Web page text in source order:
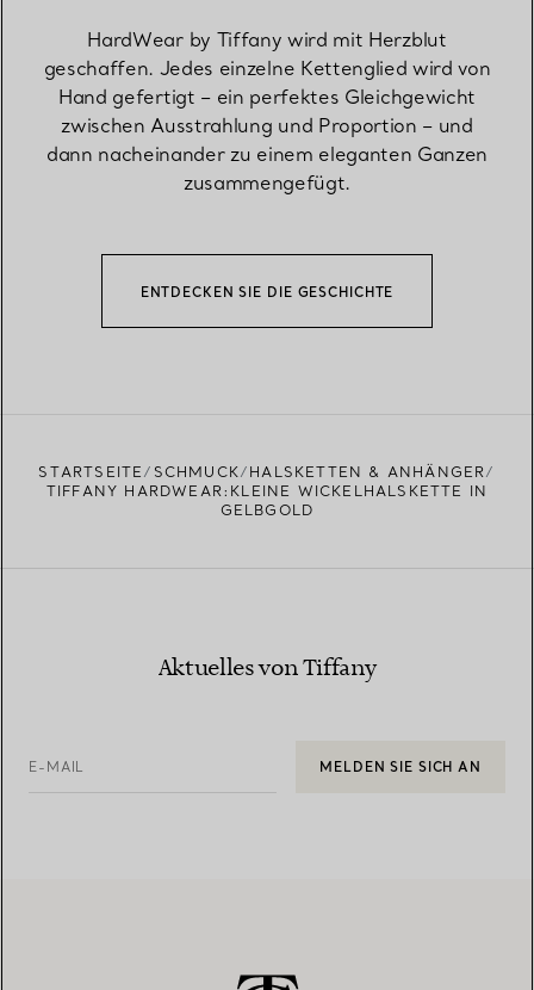
HardWear by Tiffany wird mit Herzblut
geschaffen. Jedes einzelne Kettenglied wird von
Hand gefertigt – ein perfektes Gleichgewicht
zwischen Ausstrahlung und Proportion – und
dann nacheinander zu einem eleganten Ganzen
zusammengefügt.
ENTDECKEN SIE DIE GESCHICHTE
STARTSEITE SCHMUCK
HALSKETTEN & ANHÄNGER
TIFFANY HARDWEAR:KLEINE WICKELHALSKETTE IN
GELBGOLD
Aktuelles von Tiffany
E-MAIL MELDEN SIE SICH AN